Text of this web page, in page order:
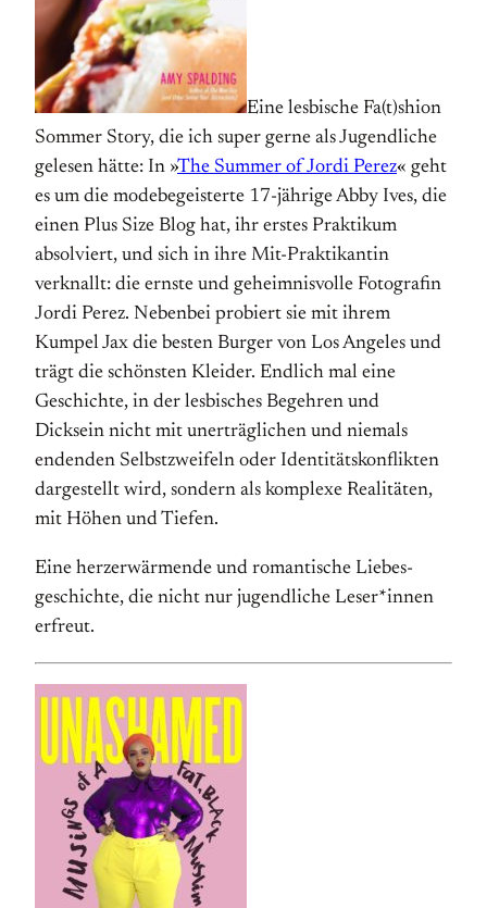
Eine lesbische Fa(t)shion
Sommer Story, die ich super gerne als Jugendliche
gelesen hätte: In »The Summer of Jordi Perez« geht
es um die mode­begeisterte 17-jährige Abby Ives, die
einen Plus Size Blog hat, ihr erstes Praktikum
absolviert, und sich in ihre Mit-Praktikantin
verknallt: die ernste und geheimnis­volle Fotografin
Jordi Perez. Nebenbei probiert sie mit ihrem
Kumpel Jax die besten Burger von Los Angeles und
trägt die schönsten Kleider. Endlich mal eine
Geschichte, in der lesbisches Begehren und
Dicksein nicht mit unerträglichen und niemals
endenden Selbst­zweifeln oder Identitäts­konflikten
dar­gestellt wird, sondern als komplexe Realitäten,
mit Höhen und Tiefen.
Eine herzerwärmende und romantische Liebes­
geschichte, die nicht nur jugend­liche Leser*innen
erfreut.